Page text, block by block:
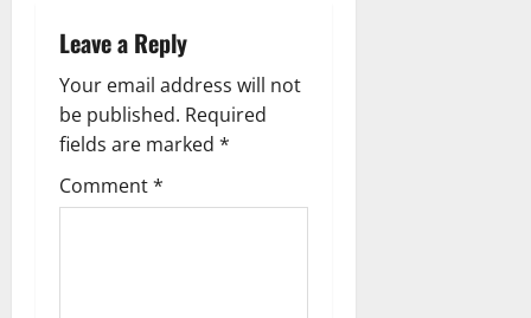
v
i
g
a
t
Leave a Reply
Your email address will not
be published. Required
fields are marked *
Comment*